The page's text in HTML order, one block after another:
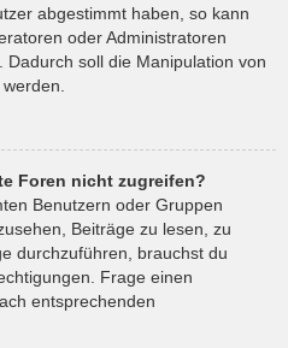
abgestimmt haben, so kann
oder Administratoren
soll die Manipulation von
Foren nicht zugreifen?
Benutzern oder Gruppen
Beiträge zu lesen, zu
durchzuführen, brauchst du
Frage einen
entsprechenden